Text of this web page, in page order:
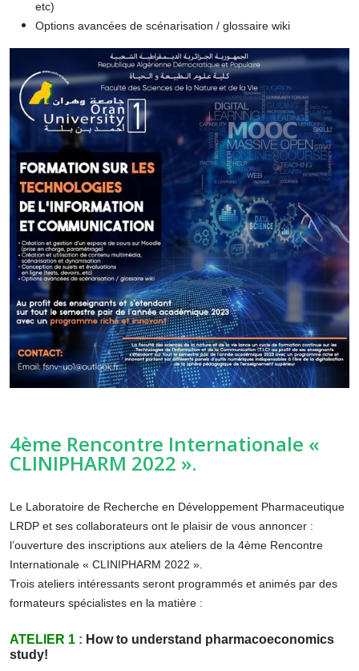
etc)
Options avancées de scénarisation / glossaire wiki
4ème Rencontre Internationale «
CLINIPHARM 2022 ».
Le Laboratoire de Recherche en Développement Pharmaceutique
LRDP et ses collaborateurs ont le plaisir de vous annoncer :
l’ouverture des inscriptions aux ateliers de la 4ème Rencontre
Internationale « CLINIPHARM 2022 ».
Trois ateliers intéressants seront programmés et animés par des
formateurs spécialistes en la matière :
ATELIER 1 : How to understand pharmacoeconomics
study!